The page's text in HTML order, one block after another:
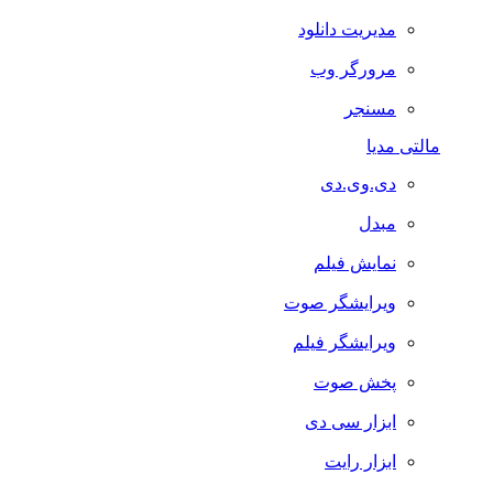
مدیریت دانلود
مرورگر وب
مسنجر
مالتی مدیا
دی.وی.دی
مبدل
نمایش فیلم
ویرایشگر صوت
ویرایشگر فیلم
پخش صوت
ابزار سی دی
ابزار رایت